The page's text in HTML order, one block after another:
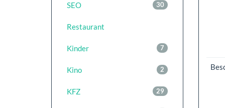
30
SEO
Restaurant
7
Kinder
2
Kino
29
KFZ